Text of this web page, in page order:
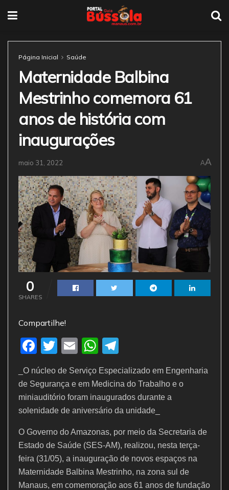
Página Inicial Saúde
Maternidade Balbina
Mestrinho comemora 61
anos de história com
inaugurações
maio 31, 2022 AA
0
SHARES
Compartilhe!
F
a
c
e
b
o
o
k
T
w
itt
er
E
m
ai
l
W
h
at
s
A
p
p
el
e
gr
a
m
_O núcleo de Serviço Especializado em Engenharia
de Segurança e em Medicina do Trabalho e o
miniauditório foram inaugurados durante a
solenidade de aniversário da unidade_
O Governo do Amazonas, por meio da Secretaria de
Estado de Saúde (SES-AM), realizou, nesta terça-
feira (31/05), a inauguração de novos espaços na
Maternidade Balbina Mestrinho, na zona sul de
Manaus, em comemoração aos 61 anos de fundação